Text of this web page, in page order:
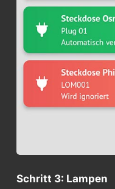
Schritt 3: Lampen